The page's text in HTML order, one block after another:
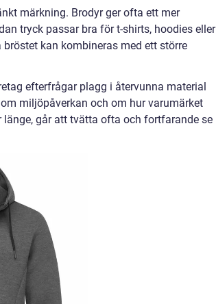
märkning. Brodyr ger ofta ett mer
tryck passar bra för t-shirts, hoodies eller
kan kombineras med ett större
efterfrågar plagg i återvunna material
miljöpåverkan och om hur varumärket
går att tvätta ofta och fortfarande se